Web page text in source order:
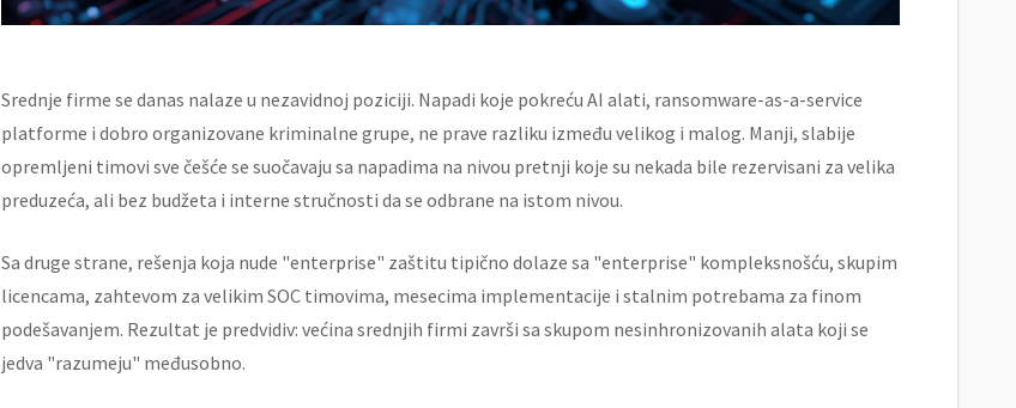
Srednje firme se danas nalaze u nezavidnoj poziciji. Napadi koje pokreću AI alati, ransomware-as-a-service
platforme i dobro organizovane kriminalne grupe, ne prave razliku između velikog i malog. Manji, slabije
opremljeni timovi sve češće se suočavaju sa napadima na nivou pretnji koje su nekada bile rezervisani za velika
preduzeća, ali bez budžeta i interne stručnosti da se odbrane na istom nivou.
Sa druge strane, rešenja koja nude "enterprise" zaštitu tipično dolaze sa "enterprise" kompleksnošću, skupim
licencama, zahtevom za velikim SOC timovima, mesecima implementacije i stalnim potrebama za finom
podešavanjem. Rezultat je predvidiv: većina srednjih firmi završi sa skupom nesinhronizovanih alata koji se
jedva "razumeju" međusobno.